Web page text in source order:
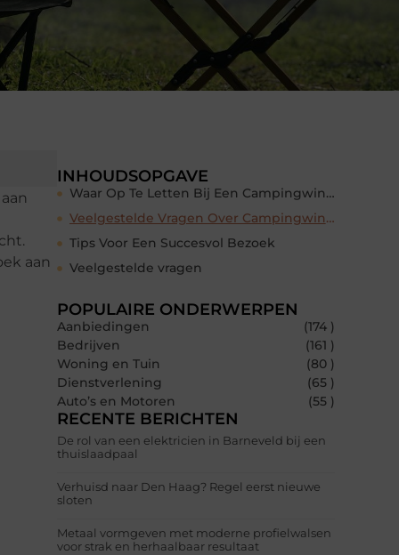
aan
INHOUDSOPGAVE
Waar Op Te Letten Bij Een Campingwinkel
Veelgestelde Vragen Over Campingwinkels
Tips Voor Een Succesvol Bezoek
Veelgestelde vragen
POPULAIRE ONDERWERPEN
Aanbiedingen
(174 )
Bedrijven
(161 )
Woning en Tuin
(80 )
Dienstverlening
(65 )
Auto’s en Motoren
(55 )
RECENTE BERICHTEN
De rol van een elektricien in Barneveld bij een
thuislaadpaal
Verhuisd naar Den Haag? Regel eerst nieuwe
sloten
Metaal vormgeven met moderne profielwalsen
voor strak en herhaalbaar resultaat